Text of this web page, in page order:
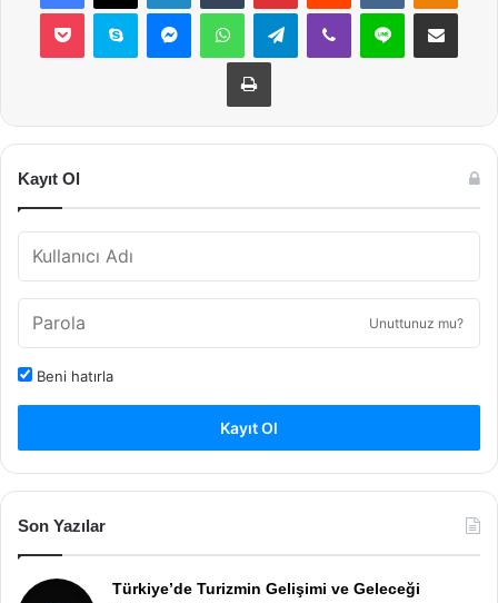
Pocket Skype MessengerWhatsAppTelegramViber Line E-Posta ile
Yazdır
Kayıt Ol
Unuttunuz mu?
Beni hatırla
Kayıt Ol
Son Yazılar
Türkiye’de Turizmin Gelişimi ve Geleceği